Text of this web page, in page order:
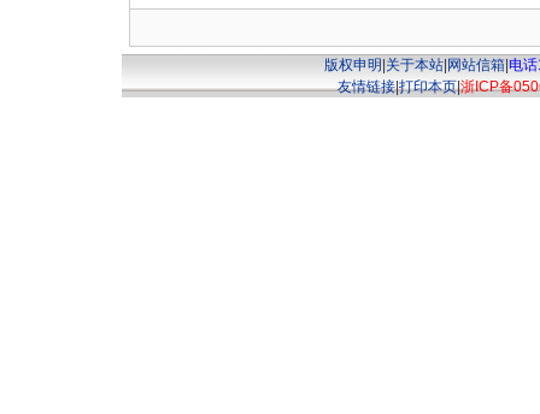
版权申明 关于本站| 网站信箱| 电
友情链接|打印本页|浙ICP备